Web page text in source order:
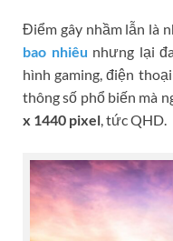
Điểm gây nhầm lẫn là
bao nhiêu nhưng lại
hình gaming, điện
thông số phổ biến mà
x 1440 pixel, tức QHD.